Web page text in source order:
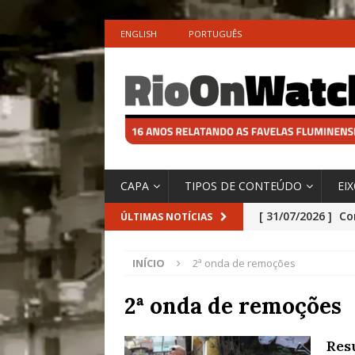
ENGLISH PORTUGUÊS
CAPA TIPOS DE CONTEÚDO
ÚLTIMAS NOTÍCIAS [ 31/07/2026 ]
[ 29/07/2026 ]
São o Cadinho
Precisamos’,
Especial do
INÍCIO 2ª onda de remoções
2ª onda de remoções